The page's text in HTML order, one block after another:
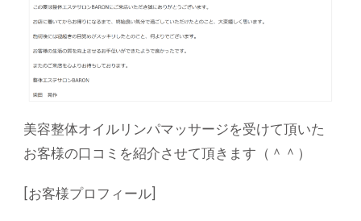
美容整体オイルリンパマッサージを受けて頂いた
お客様の口コミを紹介させて頂きます（＾＾）
[お客様プロフィール]